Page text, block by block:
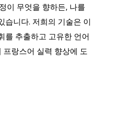
이 무엇을 향하든, 나를
습니다. 저희의 기술은 이
를 추출하고 고유한 언어
랑스어 실력 향상에 도